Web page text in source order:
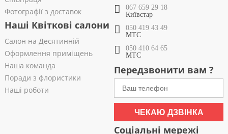
Фотографії з доставок
Наші Квіткові салони
Салон на Десятинній
Оформлення приміщень
Наша команда
Поради з флористики
Наші роботи
067 659 29 18
Київстар
050 419 43 49
МТС
050 410 64 65
МТС
Передзвонити вам ?
ЧЕКАЮ ДЗВІНКА
Соціальні мережі